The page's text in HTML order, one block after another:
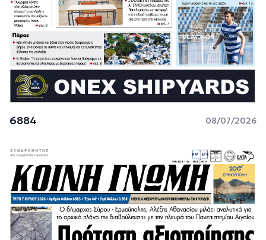
6884 08/07/2026